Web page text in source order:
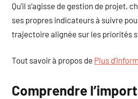
Qu’il s’agisse de gestion de projet,
ses propres indicateurs à suivre
trajectoire alignée sur les priorités
Tout savoir à propos de Plus
Comprendre